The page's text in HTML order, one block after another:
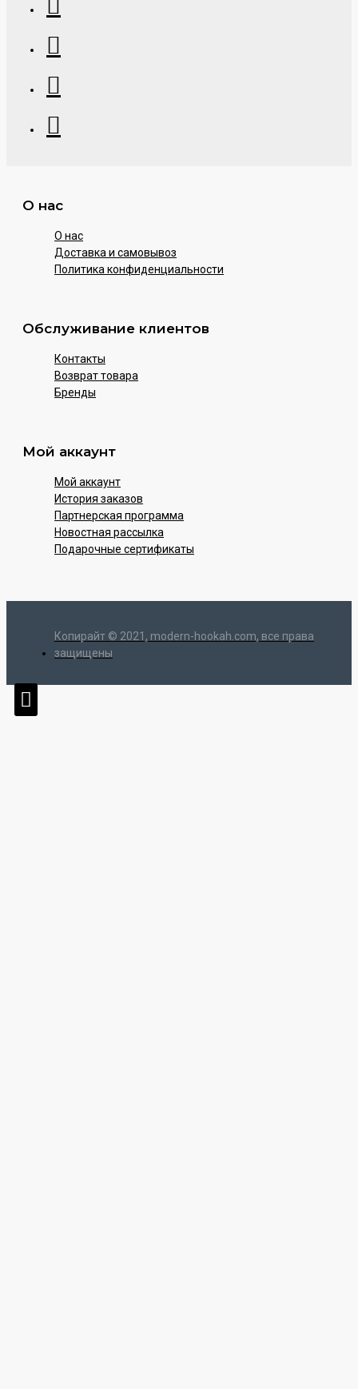
О нас
О нас
Доставка и самовывоз
Политика конфиденциальности
Обслуживание клиентов
Контакты
Возврат товара
Бренды
Мой аккаунт
Мой аккаунт
История заказов
Партнерская программа
Новостная рассылка
Подарочные сертификаты
Копирайт © 2021, modern-hookah.com, все права
защищены